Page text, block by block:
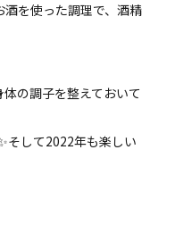
を使った調理で、酒精
の調子を整えておいて
そして2022年も楽しい